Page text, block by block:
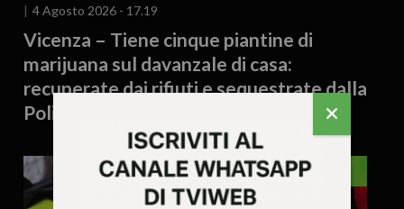
4 Agosto 2026 - 17.19
Vicenza – Tiene cinque piantine di
marijuana sul davanzale di casa:
recuperate dai rifiuti e sequestrate dalla
Polizia Locale
VENETO